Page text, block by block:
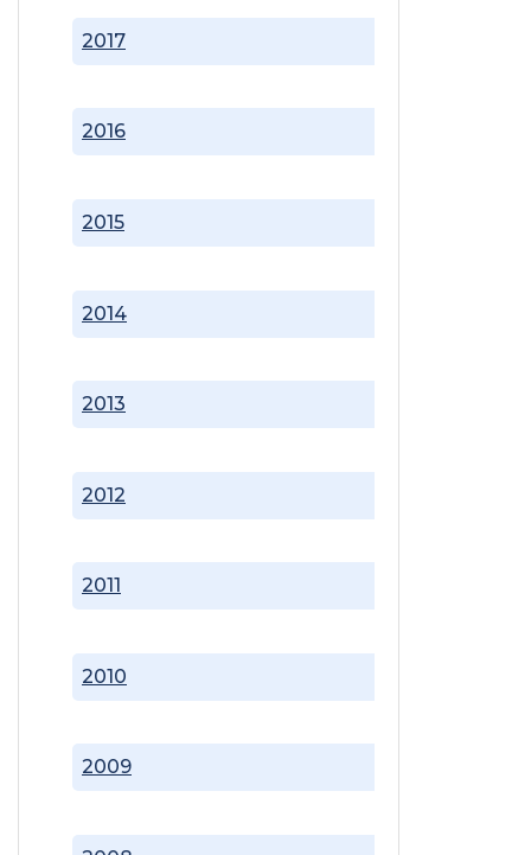
2009
2010
2011
2012
2013
2014
2015
2016
2017